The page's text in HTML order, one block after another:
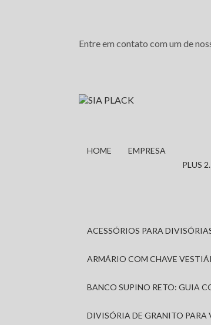
Entre em contato com um de
HOME EMPRESA
PLUS
ACESSÓRIOS PARA
ARMÁRIO COM CHAVE
BANCO SUPINO RETO: GUIA
DIVISÓRIA DE GRANITO